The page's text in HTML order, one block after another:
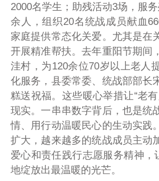
2000名学生；助残活动3场，服
余人，组织20名统战成员献血
家庭提供常态化关爱。尤其是在
开展精准帮扶。去年重阳节期间
洼村，为120余位70岁以上老人
化服务，县委常委、统战部部长
糕送祝福。这些暖心举措让“老
现实。一串串数字背后，也是统
情、用行动温暖民心的生动实践
扩大，越来越多的统战成员主动
爱心和责任践行志愿服务精神，
地绽放出最温暖的光芒。